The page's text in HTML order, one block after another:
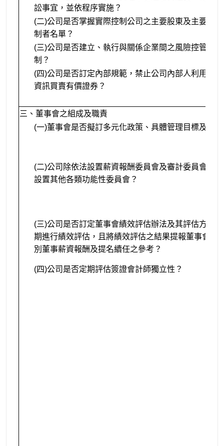
訟事宜，並依程序實施？
(二)公司是否掌握實際控制公司之主要股東及主要股
制者名單？
(三)公司是否建立、執行與關係企業間之風險控管及
制？
(四)公司是否訂定內部規範，禁止公司內部人利用市
資訊買賣有價證券？
三、董事會之組成及職責
(一)董事會是否擬訂多元化政策、具體管理目標及落
(二)公司除依法設置薪資報酬委員會及審計委員會外
設置其他各類功能性委員會？
(三)公司是否訂定董事會績效評估辦法及其評估方式
期進行績效評估，且將績效評估之結果提報董事會，
別董事薪資報酬及提名續任之參考？
(四)公司是否定期評估簽證會計師獨立性？